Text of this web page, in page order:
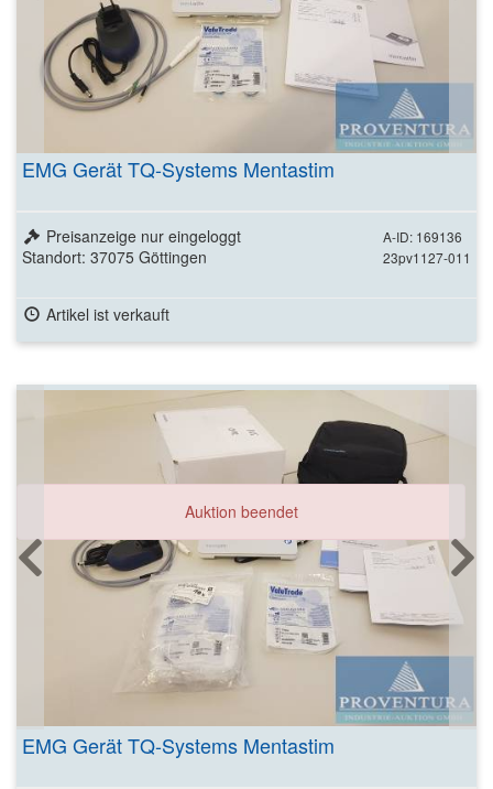
EMG Gerät TQ-Systems Mentastim
A-ID: 169136
23pv1127-011
Preisanzeige nur eingeloggt
Standort: 37075 Göttingen
Artikel ist verkauft
Auktion beendet
EMG Gerät TQ-Systems Mentastim